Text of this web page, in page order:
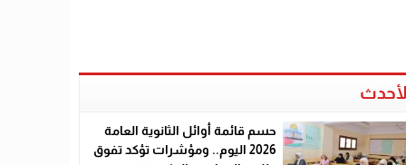
حسم قائمة أوائل الثانوية العامة
2026 اليوم.. ومؤشرات تؤكد تفوق